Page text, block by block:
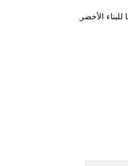
للبناء الأخضر.